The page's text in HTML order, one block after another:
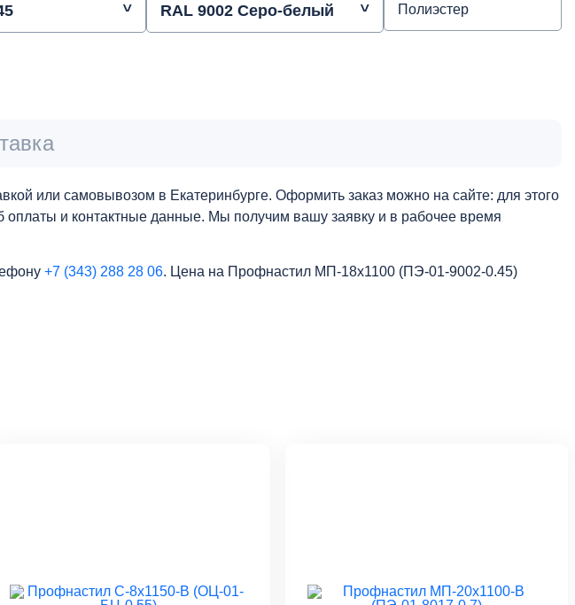
RAL 9002 Серо-белый Полиэстер
или самовывозом в Екатеринбурге. Оформить заказ можно на сайте: для этого
оплаты и контактные данные. Мы получим вашу заявку и в рабочее время
+7 (343) 288 28 06. Цена на Профнастил МП-18х1100 (ПЭ-01-9002-0.45)